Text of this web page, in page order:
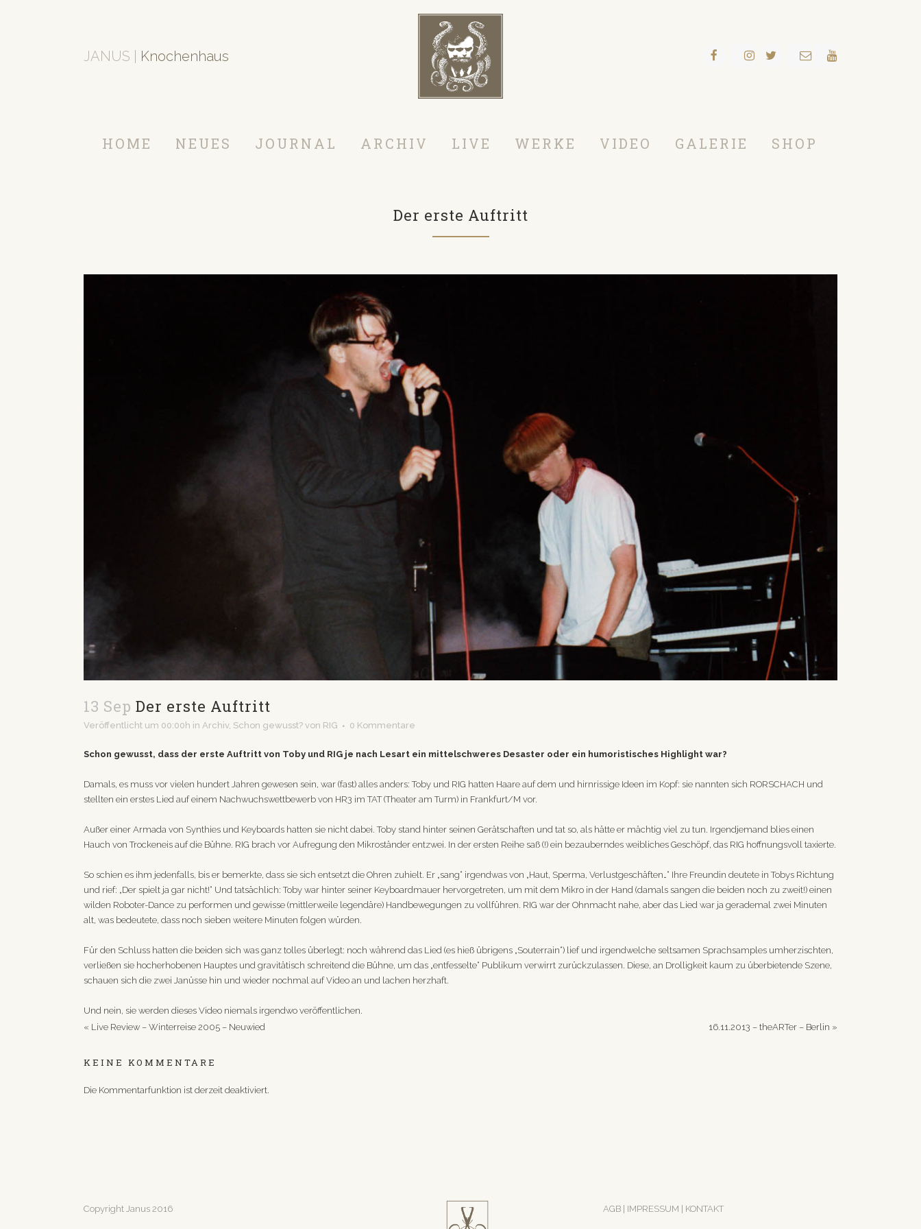
JANUS | Knochenhaus
HOME NEUES JOURNAL ARCHIV LIVE WERKE VIDEO GALERIE SHOP
Der erste Auftritt
13 Sep Der erste Auftritt
Veröffentlicht um 00:00h in Archiv, Schon gewusst? von RIG 0 Kommentare
Schon gewusst, dass der erste Auftritt von Toby und RIG je nach Lesart ein mittelschweres Desaster oder ein humoristisches Highlight war?
Damals, es muss vor vielen hundert Jahren gewesen sein, war (fast) alles anders: Toby und RIG hatten Haare auf dem und hirnrissige Ideen im Kopf: sie nannten sich RORSCHACH und
stellten ein erstes Lied auf einem Nachwuchswettbewerb von HR3 im TAT (Theater am Turm) in Frankfurt/M vor.
Außer einer Armada von Synthies und Keyboards hatten sie nicht dabei. Toby stand hinter seinen Gerätschaften und tat so, als hätte er mächtig viel zu tun. Irgendjemand blies einen
Hauch von Trockeneis auf die Bühne. RIG brach vor Aufregung den Mikroständer entzwei. In der ersten Reihe saß (!) ein bezauberndes weibliches Geschöpf, das RIG hoffnungsvoll taxierte.
So schien es ihm jedenfalls, bis er bemerkte, dass sie sich entsetzt die Ohren zuhielt. Er „sang“ irgendwas von „Haut, Sperma, Verlustgeschäften…“ Ihre Freundin deutete in Tobys Richtung
und rief: „Der spielt ja gar nicht!“ Und tatsächlich: Toby war hinter seiner Keyboardmauer hervorgetreten, um mit dem Mikro in der Hand (damals sangen die beiden noch zu zweit!) einen
wilden Roboter-Dance zu performen und gewisse (mittlerweile legendäre) Handbewegungen zu vollführen. RIG war der Ohnmacht nahe, aber das Lied war ja gerademal zwei Minuten
alt, was bedeutete, dass noch sieben weitere Minuten folgen würden.
Für den Schluss hatten die beiden sich was ganz tolles überlegt: noch während das Lied (es hieß übrigens „Souterrain“) lief und irgendwelche seltsamen Sprachsamples umherzischten,
verließen sie hocherhobenen Hauptes und gravitätisch schreitend die Bühne, um das „entfesselte“ Publikum verwirrt zurückzulassen. Diese, an Drolligkeit kaum zu überbietende Szene,
schauen sich die zwei Janüsse hin und wieder nochmal auf Video an und lachen herzhaft.
Und nein, sie werden dieses Video niemals irgendwo veröffentlichen.
« Live Review – Winterreise 2005 – Neuwied 16.11.2013 – theARTer – Berlin »
KEINE KOMMENTARE
Die Kommentarfunktion ist derzeit deaktiviert.
Copyright Janus 2016 AGB IMPRESSUM KONTAKT